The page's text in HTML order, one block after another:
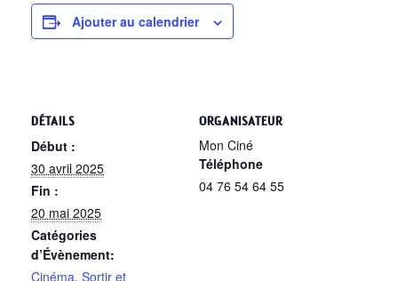
Ajouter au calendrier
DÉTAILS
Début :
30 avril 2025
Fin :
20 mai 2025
Catégories
d’Évènement:
Cinéma, Sortir et
ORGANISATEUR
Mon Ciné
Téléphone
04 76 54 64 55